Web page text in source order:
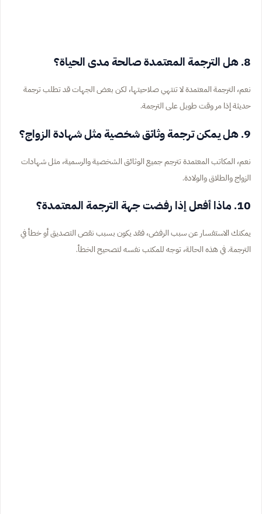
8. هل الترجمة المعتمدة صالحة مدى الحياة؟
نعم، الترجمة المعتمدة لا تنتهي صلاحيتها، لكن بعض الجهات قد تطلب ترجمة
حديثة إذا مر وقت طويل على الترجمة.
9. هل يمكن ترجمة وثائق شخصية مثل شهادة الزواج؟
نعم، المكاتب المعتمدة تترجم جميع الوثائق الشخصية والرسمية، مثل شهادات
الزواج والطلاق والولادة.
10. ماذا أفعل إذا رفضت جهة الترجمة المعتمدة؟
يمكنك الاستفسار عن سبب الرفض، فقد يكون بسبب نقص التصديق أو خطأ في
الترجمة. في هذه الحالة، توجه للمكتب نفسه لتصحيح الخطأ.